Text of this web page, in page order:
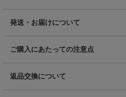
発送・お届けについて
ご購入にあたっての注意点
返品交換について